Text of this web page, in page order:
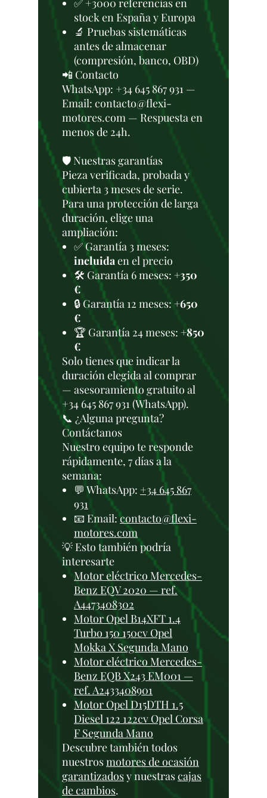
✅ +3000 referencias en
stock en España y Europa
🔬 Pruebas sistemáticas
antes de almacenar
(compresión, banco, OBD)
📲 Contacto
WhatsApp: +34 645 867 931 —
Email: contacto@flexi-
motores.com — Respuesta en
menos de 24h.
🛡️ Nuestras garantías
Pieza verificada, probada y
cubierta 3 meses de serie.
Para una protección de larga
duración, elige una
ampliación:
✅ Garantía 3 meses:
incluidaen el precio
🛠️ Garantía 6 meses: +350
€
🔒 Garantía 12 meses: +650
€
🏆 Garantía 24 meses: +850
€
Solo tienes que indicar la
duración elegida al comprar
— asesoramiento gratuito al
+34 645 867 931 (WhatsApp).
📞 ¿Alguna pregunta?
Contáctanos
Nuestro equipo te responde
rápidamente, 7 días a la
semana:
💬 WhatsApp: +34 645 867
931
📧 Email:contacto@flexi-
motores.com
💡 Esto también podría
interesarte
Motor eléctrico Mercedes-
Benz EQV 2020 — ref.
A4473408302
Motor Opel B14XFT 1.4
Turbo 150 150cv Opel
Mokka X Segunda Mano
Motor eléctrico Mercedes-
Benz EQB X243 EM001 —
ref. A2433408901
Motor Opel D15DTH 1.5
Diesel 122 122cv Opel Corsa
F Segunda Mano
Descubre también todos
nuestrosmotores de ocasión
garantizadosy nuestrascajas
de cambios.